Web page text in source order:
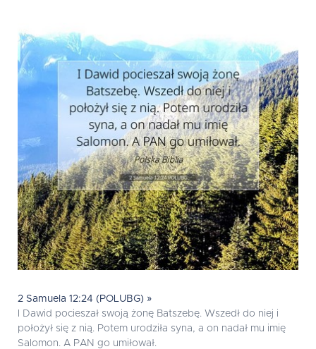
2 Samuela 12:24 (POLUBG) »
I Dawid pocieszał swoją żonę Batszebę. Wszedł do niej i
położył się z nią. Potem urodziła syna, a on nadał mu imię
Salomon. A PAN go umiłował.